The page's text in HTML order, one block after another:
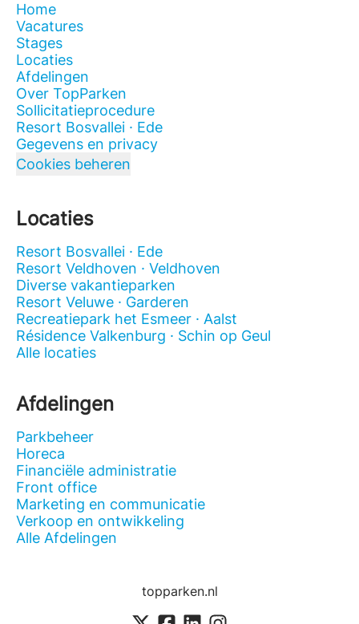
Home
Vacatures
Stages
Locaties
Afdelingen
Over TopParken
Sollicitatieprocedure
Resort Bosvallei · Ede
Gegevens en privacy
Cookies beheren
Locaties
Resort Bosvallei · Ede
Resort Veldhoven · Veldhoven
Diverse vakantieparken
Resort Veluwe · Garderen
Recreatiepark het Esmeer · Aalst
Résidence Valkenburg · Schin op Geul
Alle locaties
Afdelingen
Parkbeheer
Horeca
Financiële administratie
Front office
Marketing en communicatie
Verkoop en ontwikkeling
Alle Afdelingen
topparken.nl